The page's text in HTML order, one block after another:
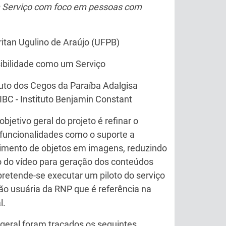
com foco em pessoas com
Ugulino de Araújo (UFPB)
como um Serviço
dos Cegos da Paraíba Adalgisa
- Instituto Benjamin Constant
geral do projeto é refinar o
como o suporte a
de objetos em imagens, reduzindo
vídeo para geração dos conteúdos
se executar um piloto do serviço
usuária da RNP que é referência na